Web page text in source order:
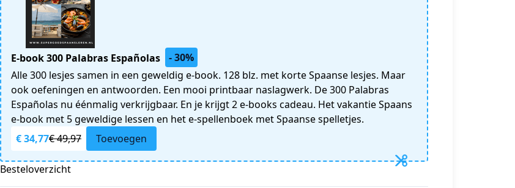
E-book 300 Palabras Españolas
- 30%
Alle 300 lesjes samen in een geweldig e-book. 128 blz. met korte Spaanse lesjes. Maar
ook oefeningen en antwoorden. Een mooi printbaar naslagwerk. De 300 Palabras
Españolas nu éénmalig verkrijgbaar. En je krijgt 2 e-books cadeau. Het vakantie Spaans
e-book met 5 geweldige lessen en het e-spellenboek met Spaanse spelletjes.
€ 34,77€ 49,97 Toevoegen
Besteloverzicht